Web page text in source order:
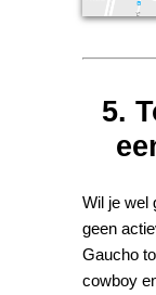
5.
Wil je wel
geen
Gaucho
cowboy